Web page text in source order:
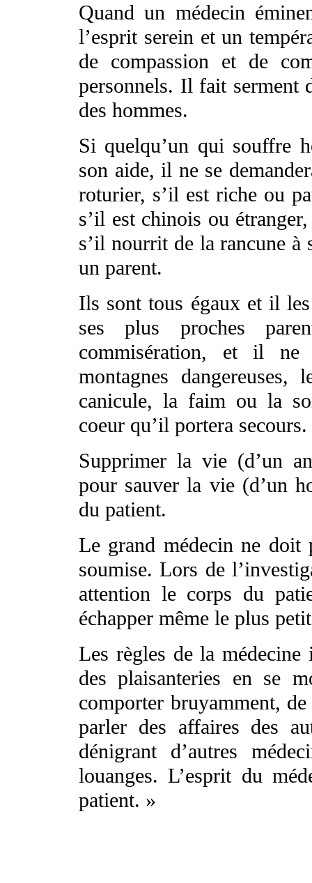
Quand un médecin
l’esprit serein et un
de compassion et de
personnels. Il fait serment
des hommes.
Si quelqu’un qui souffre
son aide, il ne se
roturier, s’il est riche ou
s’il est chinois ou
s’il nourrit de la rancune à
un parent.
Ils sont tous égaux et il
ses plus proches
commisération, et il
montagnes
canicule, la faim ou la
coeur qu’il portera secours.
Supprimer la vie (d’un
pour sauver la vie (d’un
du patient.
Le grand médecin ne doit
soumise. Lors de
attention le corps du
échapper même le plus
Les règles de la médecine
des plaisanteries en se
comporter bruyamment,
parler des affaires des
dénigrant d’autres
louanges. L’esprit du
patient. »